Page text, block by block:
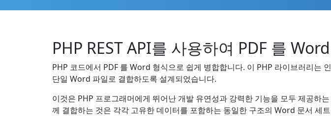
PHP REST API를 사용하여 PDF 를
PHP 코드에서 PDF 를 Word 형식으로 쉽게 병합합니다. 이 PHP 라이브러리는
단일 Word 파일로 결합하도록 설계되었습니다.
이것은 PHP 프로그래머에게 뛰어난 개발 유연성과 강력한 기능을 모두 제공하
께 결합하는 것은 각각 고유한 데이터를 포함하는 동일한 구조의 Word 문서 세